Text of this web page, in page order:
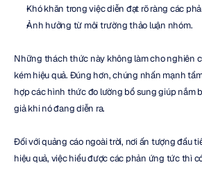
Khó khăn trong việc diễn đạt rõ ràng các
Ảnh hưởng từ môi trường thảo luận nhóm.
Những thách thức này không làm cho nghiên
kém hiệu quả. Đúng hơn, chúng nhấn mạnh
hợp các hình thức đo lường bổ sung giúp nắm
giả khi nó đang diễn ra.
Đối với quảng cáo ngoài trời, nơi ấn tượng đầu
hiệu quả, việc hiểu được các phản ứng tức thì